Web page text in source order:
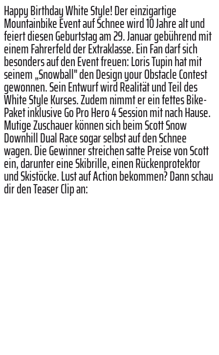
Happy Birthday White Style! Der einzigartige
Mountainbike Event auf Schnee wird 10 Jahre alt und
feiert diesen Geburtstag am 29. Januar gebührend mit
einem Fahrerfeld der Extraklasse. Ein Fan darf sich
besonders auf den Event freuen: Loris Tupin hat mit
seinem „Snowball" den Design your Obstacle Contest
gewonnen. Sein Entwurf wird Realität und Teil des
White Style Kurses. Zudem nimmt er ein fettes Bike-
Paket inklusive Go Pro Hero 4 Session mit nach Hause.
Mutige Zuschauer können sich beim Scott Snow
Downhill Dual Race sogar selbst auf den Schnee
wagen. Die Gewinner streichen satte Preise von Scott
ein, darunter eine Skibrille, einen Rückenprotektor
und Skistöcke. Lust auf Action bekommen? Dann schau
dir den Teaser Clip an: